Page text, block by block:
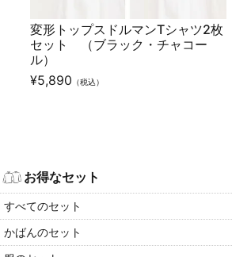
変形トップスドルマンTシャツ2枚
セット （ブラック・チャコー
ル）
¥5,890 （税込）
お得なセット
すべてのセット
かばんのセット